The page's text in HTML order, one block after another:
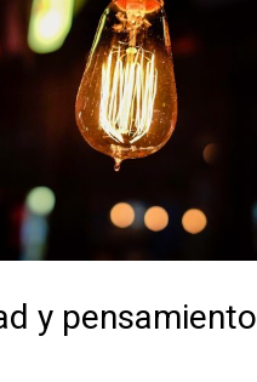
y pensamiento